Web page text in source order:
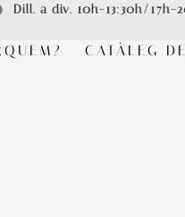
Dill. a div. 10h-13:30h/17h-
CATÀLEG